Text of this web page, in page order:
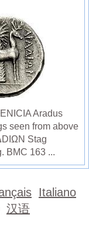
Aradus
seen from above
Stag
BMC 163 ...
Italiano
汉语